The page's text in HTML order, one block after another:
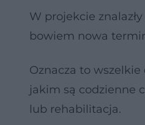
W projekcie
bowiem nowa
Oznacza to
jakim są codzienne
lub rehabilitacja.